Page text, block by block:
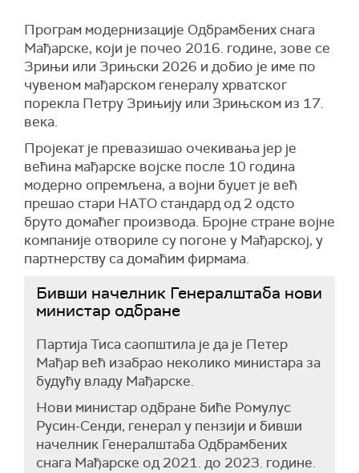
Програм модернизације Одбрамбених снага
Мађарске, који је почео 2016. године, зове се
Зрињи или Зрињски 2026 и добио је име по
чувеном мађарском генералу хрватског
порекла Петру Зрињију или Зрињском из 17.
века.
Пројекат је превазишао очекивања јер је
већина мађарске војске после 10 година
модерно опремљена, а војни буџет је већ
прешао стари НАТО стандард од 2 одсто
бруто домаћег производа. Бројне стране војне
компаније отвориле су погоне у Мађарској, у
партнерству са домаћим фирмама.
Бивши начелник Генералштаба нови
министар одбране
Партија Тиса саопштила је да је Петер
Мађар већ изабрао неколико министара за
будућу владу Мађарске.
Нови министар одбране биће Ромулус
Русин-Сенди, генерал у пензији и бивши
начелник Генералштаба Одбрамбених
снага Мађарске од 2021. до 2023. године.